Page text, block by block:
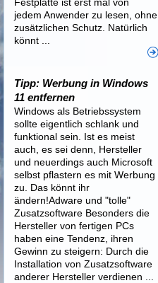
jedem Anwender zu lesen, ohne
zusätzlichen Schutz. Natürlich
könnt ...
Tipp: Werbung in Windows
11 entfernen
Windows als Betriebssystem
sollte eigentlich schlank und
funktional sein. Ist es meist
auch, es sei denn, Hersteller
und neuerdings auch Microsoft
selbst pflastern es mit Werbung
zu. Das könnt ihr
ändern!Adware und "tolle"
Zusatzsoftware Besonders die
Hersteller von fertigen PCs
haben eine Tendenz, ihren
Gewinn zu steigern: Durch die
Installation von Zusatzsoftware
anderer Hersteller verdienen ...